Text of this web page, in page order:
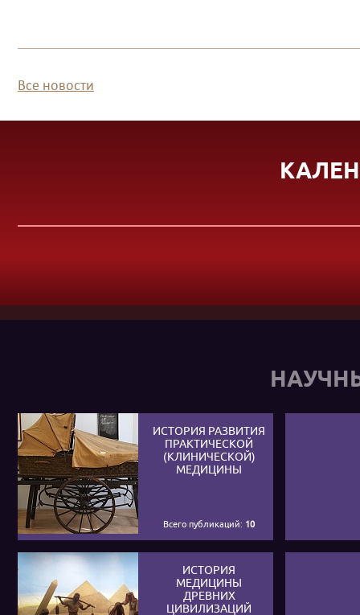
Все новости
ИСТОРИЯ РАЗВИТИЯ
ПРАКТИЧЕСКОЙ
(КЛИНИЧЕСКОЙ)
МЕДИЦИНЫ
Всего публикаций: 10
ИСТОРИЯ
МЕДИЦИНЫ
ДРЕВНИХ
ЦИВИЛИЗАЦИЙ